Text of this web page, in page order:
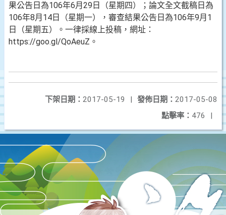
果公告日為106年6月29日（星期四）；論文全文截稿日為
106年8月14日（星期一），審查結果公告日為106年9月1
日（星期五）。一律採線上投稿，網址：
https://goo.gl/QoAeuZ。
發佈日期： 2017-05-08
下架日期： 2017-05-19
|
點擊率： 476 |